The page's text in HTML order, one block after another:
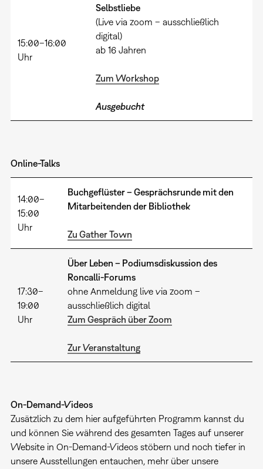
15:00–16:00
Uhr
Selbstliebe
(Live via zoom – ausschließlich
digital)
ab 16 Jahren
Zum Workshop
Ausgebucht
Online-Talks
14:00–
15:00
Uhr
Buchgeflüster – Gesprächsrunde mit den
Mitarbeitenden der Bibliothek
Zu Gather Town
17:30–
19:00
Uhr
Über Leben – Podiumsdiskussion des
Roncalli-Forums
ohne Anmeldung live via zoom –
ausschließlich digital
Zum Gespräch über Zoom
Zur Veranstaltung
On-Demand-Videos
Zusätzlich zu dem hier aufgeführten Programm kannst du
und können Sie während des gesamten Tages auf unserer
Website in On-Demand-Videos stöbern und noch tiefer in
unsere Ausstellungen entauchen, mehr über unsere